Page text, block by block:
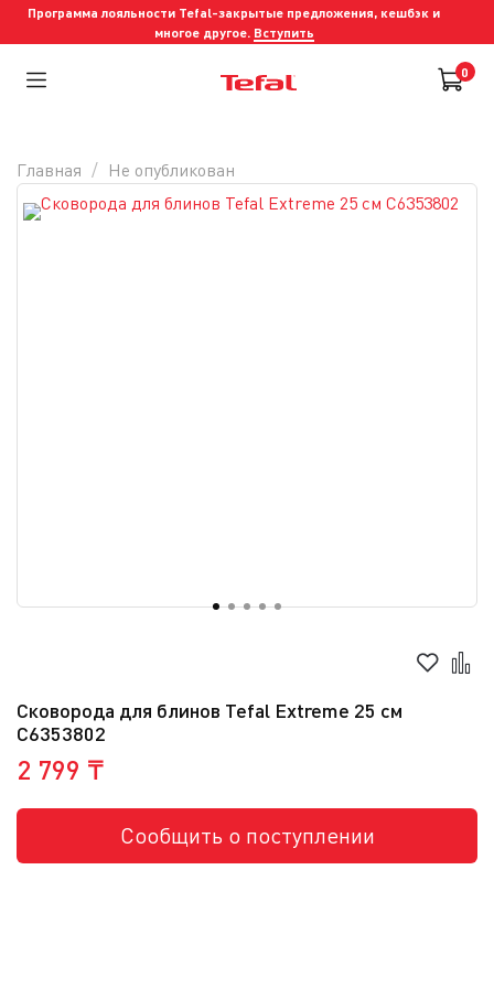
Программа лояльности Tefal-закрытые предложения, кешбэк и
многое другое. Вступить
0
Сковорода для блинов Tefal Extreme 25 см
C6353802
2 799 ₸
Сообщить о поступлении
Главная Не опубликован